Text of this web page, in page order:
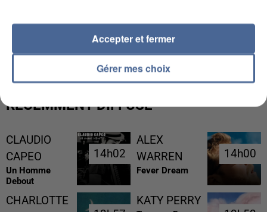
UNE TOURISTE DE L’OISE EMPORTÉE PAR UNE
COULÉE DE BOUE EN HAUTE-SAVOIE
RÉCEMMENT DIFFUSÉ
CLAUDIO
CAPEO
Un Homme
Debout
14h02
14h02
ALEX
WARREN
Fever Dream
14h00
14h00
CHARLOTTE
KATY PERRY
Gérer mes choix
Accepter et fermer